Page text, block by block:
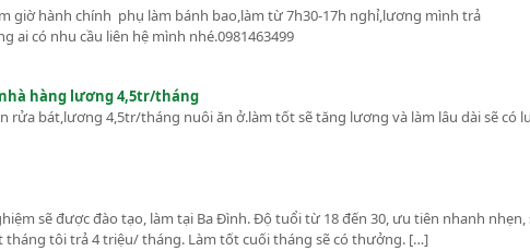
giờ hành chính phụ làm bánh bao,làm từ 7h30-17h nghỉ,lương mình trả
có nhu cầu liên hệ mình nhé.0981463499
hàng lương 4,5tr/tháng
rửa bát,lương 4,5tr/tháng nuôi ăn ở.làm tốt sẽ tăng lương và làm lâu dài sẽ có
sẽ được đào tạo, làm tại Ba Đình. Độ tuổi từ 18 đến 30, ưu tiên nhanh nhẹn,
tháng tôi trả 4 triệu/ tháng. Làm tốt cuối tháng sẽ có thưởng. […]